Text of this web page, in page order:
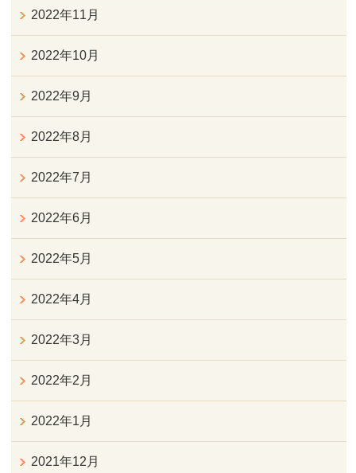
2022年11月
2022年10月
2022年9月
2022年8月
2022年7月
2022年6月
2022年5月
2022年4月
2022年3月
2022年2月
2022年1月
2021年12月